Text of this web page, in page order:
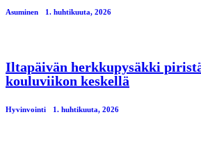
Asuminen 1. huhtikuuta, 2026
Iltapäivän herkkupysäkki
kouluviikon keskellä
Hyvinvointi 1. huhtikuuta, 2026